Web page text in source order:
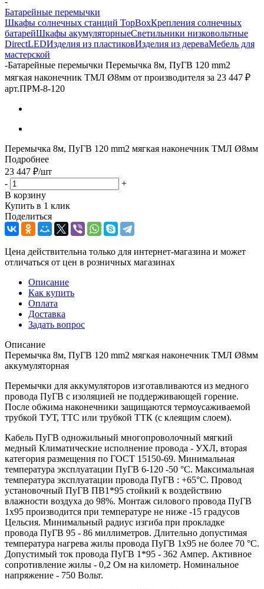
Батарейные перемычки
Шкафы солнечных станций TopBoxКрепления солнечных
батарейШкафы акумуляторныеСветильники низковольтные
DirectLEDИзделия из пластиковИзделия из дереваМебель для
мастерской
-Батарейные перемычки Перемычка 8м, ПуГВ 120 mm2
мягкая наконечник ТМЛ Ø8мм от производителя за 23 447 ₽
арт.ПРМ-8-120
Перемычка 8м, ПуГВ 120 mm2 мягкая наконечник ТМЛ Ø8мм
Подробнее
23 447 ₽/шт
-
+
В корзину
Купить в 1 клик
Поделиться
Цена действительна только для интернет-магазина и может
отличаться от цен в розничных магазинах
Описание
Как купить
Оплата
Доставка
Задать вопрос
Описание
Перемычка 8м, ПуГВ 120 mm2 мягкая наконечник ТМЛ Ø8мм
аккумуляторная
Перемычки для аккумуляторов изготавливаются из медного
провода ПуГВ с изоляцией не поддерживающей горение.
После обжима наконечники защищаются термоусаживаемой
трубкой ТУТ, ТТС или трубкой ТТК (с клеящим слоем).
Кабель ПуГВ одножильный многопроволочный мягкий
медный Климатические исполнение провода - УХЛ, вторая
категория размещения по ГОСТ 15150-69. Минимальная
температура эксплуатации ПуГВ 6-120 -50 °С. Максимальная
температура эксплуатации провода ПуГВ : +65°С. Провод
установочный ПуГВ ПВ1*95 стойкий к воздействию
влажности воздуха до 98%. Монтаж силового провода ПуГВ
1х95 производится при температуре не ниже -15 градусов
Цельсия. Минимальный радиус изгиба при прокладке
провода ПуГВ 95 - 86 миллиметров. Длительно допустимая
температура нагрева жилы провода ПуГВ 1х95 не более 70 °С.
Допустимый ток провода ПуГВ 1*95 - 362 Ампер. Активное
сопротивление жилы - 0,2 Ом на километр. Номинальное
напряжение - 750 Вольт.